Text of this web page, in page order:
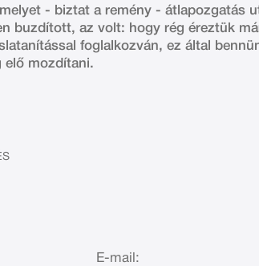
- biztat a remény - átlapozgatás
buzdított, az volt: hogy rég éreztük
foglalkozván, ez által
elő mozdítani.
E-mail: